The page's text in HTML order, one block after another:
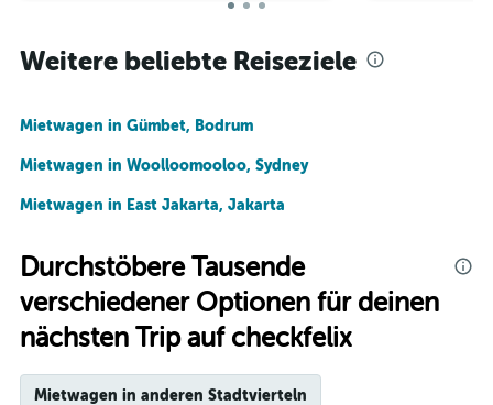
Weitere beliebte Reiseziele
Mietwagen in Gümbet, Bodrum
Mietwagen in Woolloomooloo, Sydney
Mietwagen in East Jakarta, Jakarta
Durchstöbere Tausende
verschiedener Optionen für deinen
nächsten Trip auf checkfelix
Mietwagen in anderen Stadtvierteln